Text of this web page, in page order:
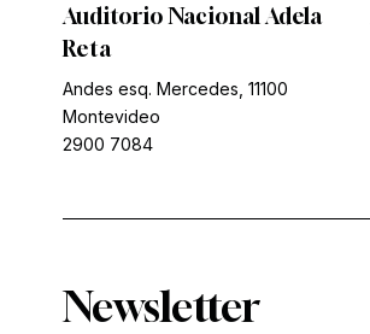
Auditorio Nacional Adela
Reta
Andes esq. Mercedes, 11100
Montevideo
2900 7084
Newsletter